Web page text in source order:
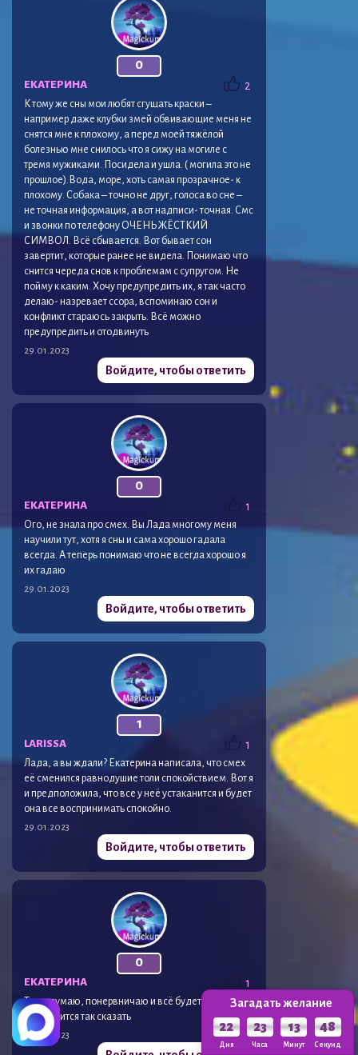
0
2
ЕКАТЕРИНА
К тому же сны мои любят сгущать краски –
например даже клубки змей обвивающие меня не
снятся мне к плохому, а перед моей тяжёлой
болезнью мне снилось что я сижу на могиле с
тремя мужиками. Посидела и ушла. ( могила это не
прошлое).Вода, море, хоть самая прозрачное- к
плохому. Собака – точно не друг, голоса во сне –
не точная информация, а вот надписи- точная. Смс
и звонки по телефону ОЧЕНЬ ЖЁСТКИЙ
СИМВОЛ. Всё сбывается. Вот бывает сон
завертит, которые ранее не видела. Понимаю что
снится череда снов к проблемам с супругом. Не
пойму к каким. Хочу предупредить их, я так часто
делаю- назревает ссора, вспоминаю сон и
конфликт стараюсь закрыть. Всё можно
предупредить и отодвинуть
29.01.2023
Войдите, чтобы ответить
0
1
ЕКАТЕРИНА
Ого, не знала про смех. Вы Лада многому меня
научили тут, хотя я сны и сама хорошо гадала
всегда. А теперь понимаю что не всегда хорошо я
их гадаю
29.01.2023
Войдите, чтобы ответить
1
1
LARISSA
Лада, а вы ждали? Екатерина написала, что смех
её сменился равнодушие толи спокойствием. Вот я
и предположила, что все у неё устаканится и будет
она все воспринимать спокойно.
29.01.2023
Войдите, чтобы ответить
0
1
ЕКАТЕРИНА
Тоже думаю, понервничаю и всё будет хорошо.
Устаканится так сказать
29.01.2023
Загадать желание
22
Дня
23
Часа
13
Минут
46
Секунд